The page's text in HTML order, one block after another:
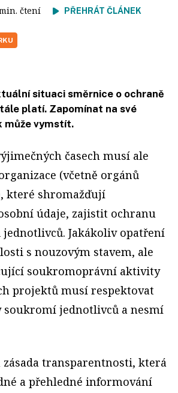
čtení PŘEHRÁT ČLÁNEK
situaci směrnice o ochraně
platí. Zapomínat na své
může vymstít.
časech musí ale
(včetně orgánů
které shromažďují
údaje, zajistit ochranu
Jakákoliv opatření
s nouzovým stavem, ale
soukromoprávní aktivity
projektů musí respektovat
soukromí jednotlivců a nesmí
zásada transparentnosti, která
a přehledné informování